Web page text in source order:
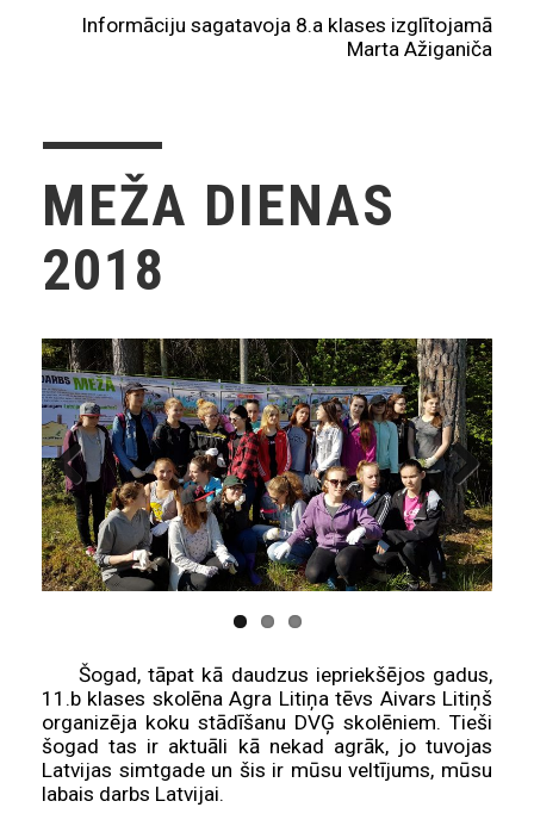
Informāciju sagatavoja 8.a klases izglītojamā
Marta Ažiganiča
MEŽA DIENAS
2018
Previous Next
Šogad, tāpat kā daudzus iepriekšējos gadus,
11.b klases skolēna Agra Litiņa tēvs Aivars Litiņš
organizēja koku stādīšanu DVĢ skolēniem. Tieši
šogad tas ir aktuāli kā nekad agrāk, jo tuvojas
Latvijas simtgade un šis ir mūsu veltījums, mūsu
labais darbs Latvijai.